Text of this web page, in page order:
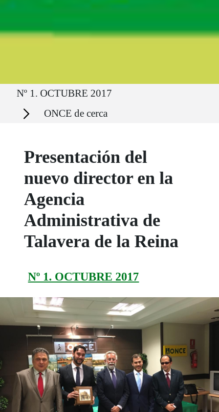
Ruta del sitio
Nº 1. OCTUBRE 2017
Secciones ONCE de cerca
Presentación del
nuevo director en la
Agencia
Administrativa de
Talavera de la Reina
Nº 1. OCTUBRE 2017